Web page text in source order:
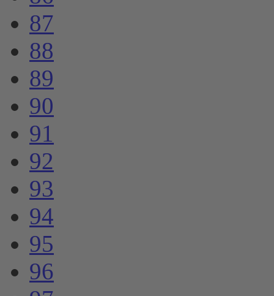
87
88
89
90
91
92
93
94
95
96